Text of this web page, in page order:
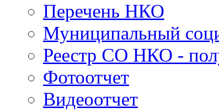
Перечень НКО
Муниципальный
Реестр СО НКО -
Фотоотчет
Видеоотчет